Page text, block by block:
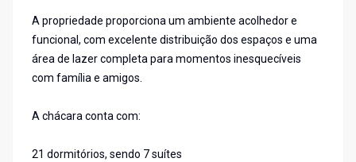
A propriedade proporciona um ambiente acolhedor e
funcional, com excelente distribuição dos espaços e uma
área de lazer completa para momentos inesquecíveis
com família e amigos.
A chácara conta com:
21 dormitórios, sendo 7 suítes